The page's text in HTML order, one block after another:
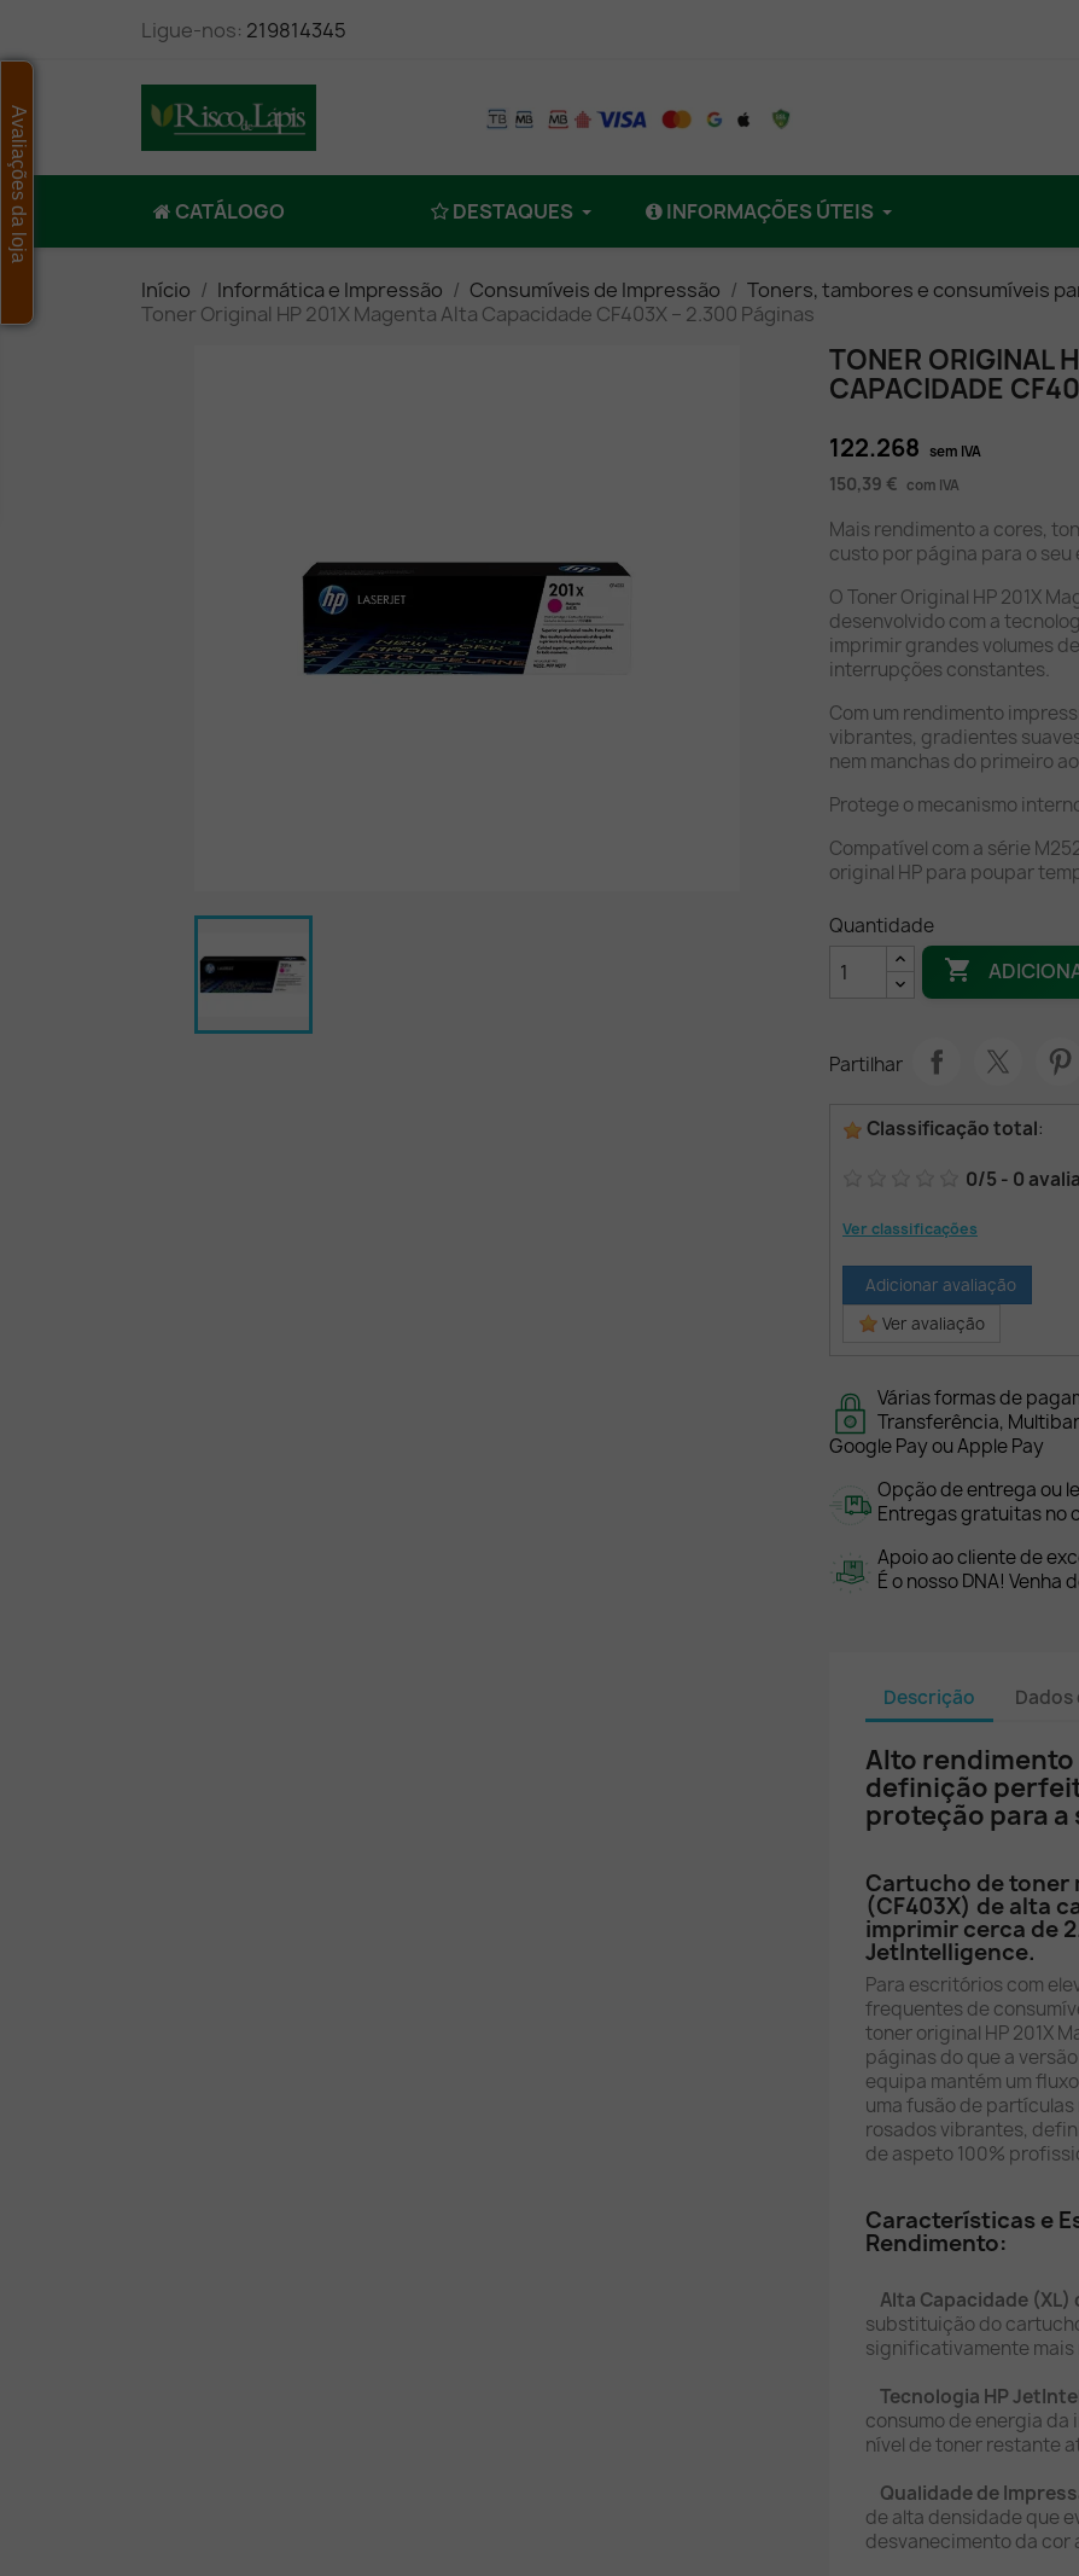
Ligue-nos: 219814345
CATÁLOGO DESTAQUES INFORMAÇÕES ÚTEIS
Início Informática e Impressão Consumíveis de Impressão Toners, tambores e consumíveis
Toner Original HP 201X Magenta Alta Capacidade CF403X – 2.300 Páginas
TONER ORIGINAL
CAPACIDADE
122.268 sem IVA
150,39 € com IVA
Mais rendimento a cores,
custo por página para o
O Toner Original HP 201X
desenvolvido com a
imprimir grandes volumes
interrupções constantes.
Com um rendimento
vibrantes, gradientes
nem manchas do primeiro
Protege o mecanismo
Compatível com a série
original HP para poupar
Quantidade

Partilhar
Classificação total:
0/5 - 0
Ver classificações
Adicionar avaliação
Ver avaliação
Várias formas de
Transferência,
Google Pay ou Apple Pay
Opção de entrega ou
Entregas gratuitas no
Apoio ao cliente de
É o nosso DNA! Venha
Descrição
Alto rendimento
definição
proteção para a
Cartucho de toner
(CF403X) de alta
imprimir cerca de
JetIntelligence.
Para escritórios com
frequentes de
toner original HP 201X
páginas do que a
equipa mantém um
uma fusão de
rosados vibrantes,
de aspeto 100%
Características e
Rendimento:
Alta Capacidade (XL)
substituição do
significativamente
Tecnologia HP
consumo de energia
nível de toner restante
Qualidade de
de alta densidade que
desvanecimento da cor
Avaliações da loja